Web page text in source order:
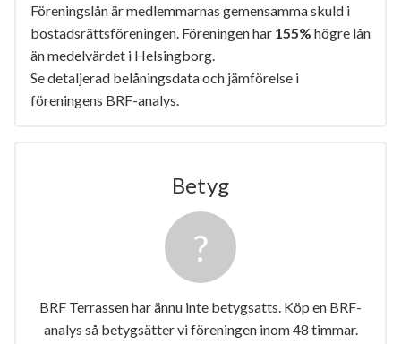
Föreningslån är medlemmarnas gemensamma skuld i
bostadsrättsföreningen. Föreningen har 155% högre lån
än medelvärdet i Helsingborg.
Se detaljerad belåningsdata och jämförelse i
föreningens BRF-analys.
Betyg
BRF Terrassen har ännu inte betygsatts. Köp en BRF-
analys så betygsätter vi föreningen inom 48 timmar.